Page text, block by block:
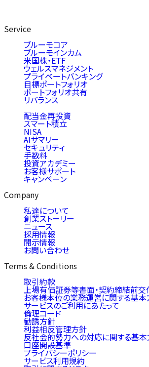
Service
ブルーモコア
ブルーモインカム
米国株・ETF
ウェルスマネジメント
プライベートバンキング
目標ポートフォリオ
ポートフォリオ共有
リバランス
配当金再投資
スマート積立
NISA
AIサマリー
セキュリティ
手数料
投資アカデミー
お客様サポート
キャンペーン
Company
私達について
創業ストーリー
ニュース
採用情報
開示情報
お問い合わせ
Terms & Conditions
取引約款
上場有価証券等書面・契約締結前
お客様本位の業務運営に関する基
サービスのご利用にあたって
倫理コード
勧誘方針
利益相反管理方針
反社会的勢力への対応に関する基
口座開設基準
プライバシーポリシー
サービス利用規約